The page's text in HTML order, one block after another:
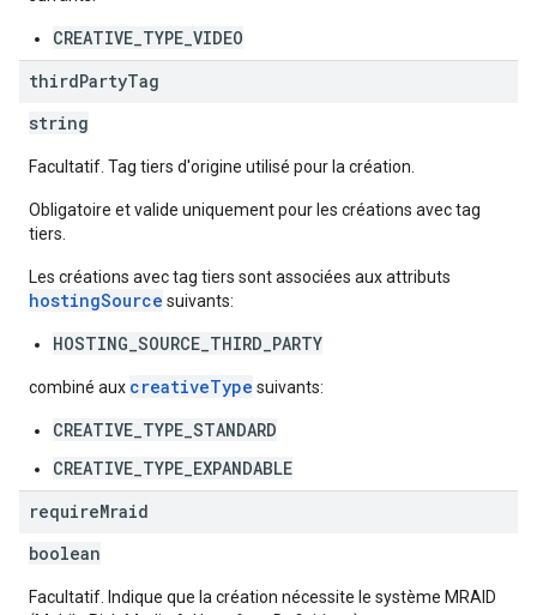
CREATIVE_TYPE_VIDEO
thirdPartyTag
string
Facultatif. Tag tiers d'origine utilisé pour la création.
Obligatoire et valide uniquement pour les créations avec tag
tiers.
Les créations avec tag tiers sont associées aux attributs
hostingSource suivants:
HOSTING_SOURCE_THIRD_PARTY
combiné aux creativeType suivants:
CREATIVE_TYPE_STANDARD
CREATIVE_TYPE_EXPANDABLE
requireMraid
boolean
Facultatif. Indique que la création nécessite le système MRAID